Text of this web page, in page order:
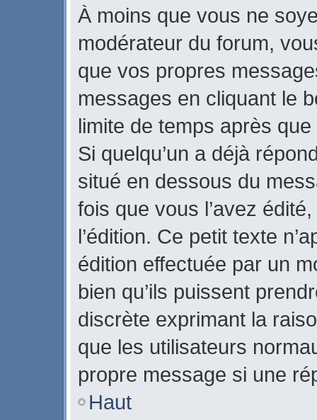
À moins que vous ne
modérateur du forum,
que vos propres
messages en cliquant le
limite de temps après
Si quelqu’un a déjà
situé en dessous du
fois que vous l’avez
l’édition. Ce petit texte
édition effectuée par un
bien qu’ils puissent
discrète exprimant la
que les utilisateurs
propre message si une
Haut